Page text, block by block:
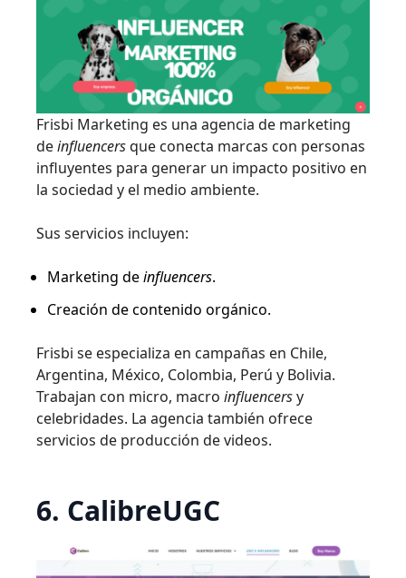
Frisbi Marketing es una agencia de marketing
deinfluencersque conecta marcas con personas
influyentes para generar un impacto positivo en
la sociedad y el medio ambiente.
Sus servicios incluyen:
Marketing deinfluencers.
Creación de contenido orgánico.
Frisbi se especializa en campañas en Chile,
Argentina, México, Colombia, Perú y Bolivia.
Trabajan con micro, macro influencersy
celebridades. La agencia también ofrece
servicios de producción de videos.
6. CalibreUGC